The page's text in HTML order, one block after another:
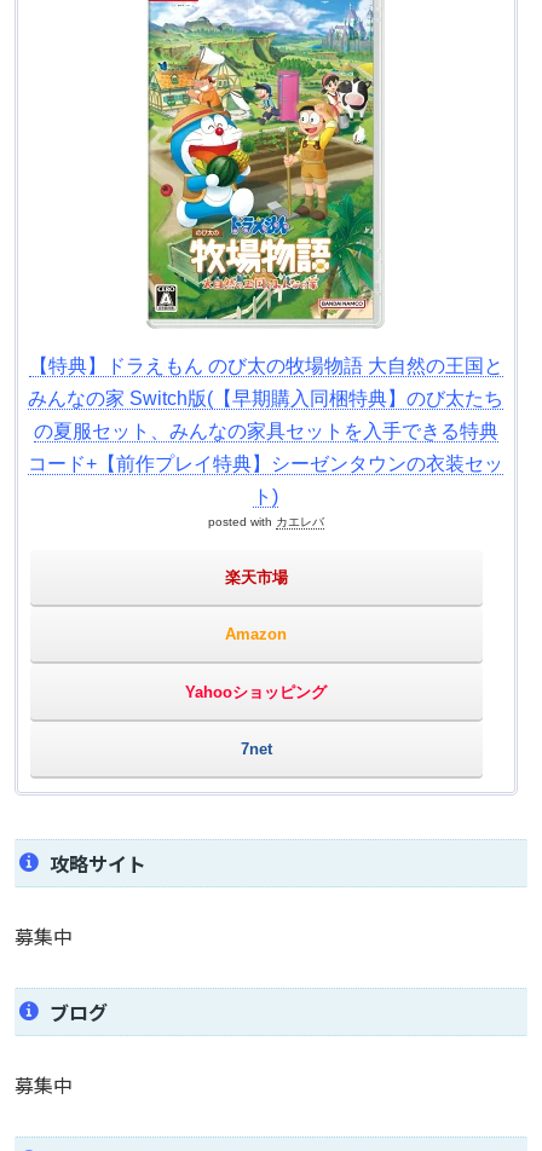
【特典】ドラえもん のび太の牧場物語 大自然の王国と
みんなの家 Switch版(【早期購入同梱特典】のび太たち
の夏服セット、みんなの家具セットを入手できる特典
コード+【前作プレイ特典】シーゼンタウンの衣装セッ
ト)
posted with カエレバ
楽天市場
Amazon
Yahooショッピング
7net
攻略サイト
募集中
ブログ
募集中